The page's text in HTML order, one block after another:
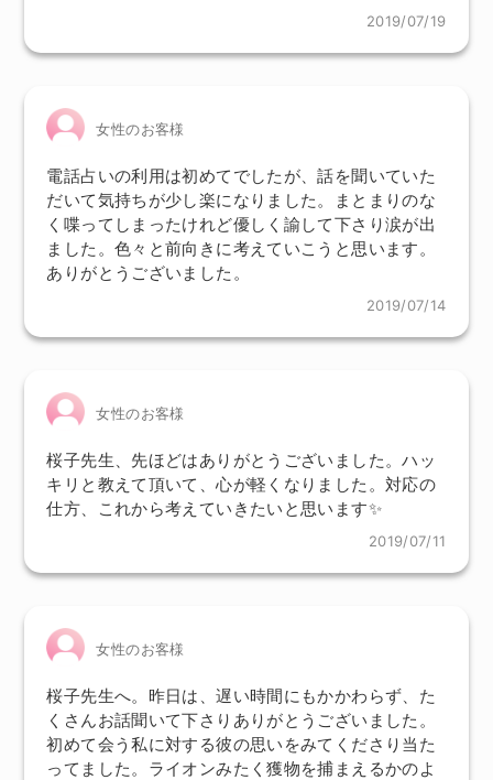
2019/07/19
女性のお客様
電話占いの利用は初めてでしたが、話を聞いていた
だいて気持ちが少し楽になりました。まとまりのな
く喋ってしまったけれど優しく諭して下さり涙が出
ました。色々と前向きに考えていこうと思います。
ありがとうございました。
2019/07/14
女性のお客様
桜子先生、先ほどはありがとうございました。ハッ
キリと教えて頂いて、心が軽くなりました。対応の
仕方、これから考えていきたいと思います✨
2019/07/11
女性のお客様
桜子先生へ。昨日は、遅い時間にもかかわらず、た
くさんお話聞いて下さりありがとうございました。
初めて会う私に対する彼の思いをみてくださり当た
ってました。ライオンみたく獲物を捕まえるかのよ